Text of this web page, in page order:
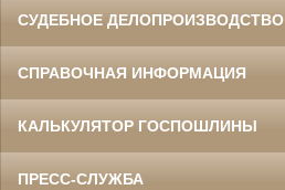
СУДЕБНОЕ ДЕЛОПРОИЗВОДСТВО
СПРАВОЧНАЯ ИНФОРМАЦИЯ
КАЛЬКУЛЯТОР ГОСПОШЛИНЫ
ПРЕСС-СЛУЖБА